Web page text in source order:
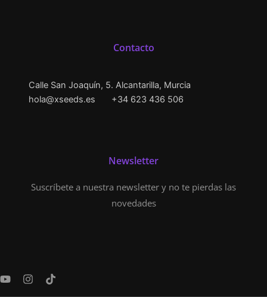
Contacto
Calle San Joaquín, 5. Alcantarilla, Murcia
hola@xseeds.es
+34 623 436 506
Newsletter
Suscríbete a nuestra newsletter y no te pierdas las
novedades
Y
I
T